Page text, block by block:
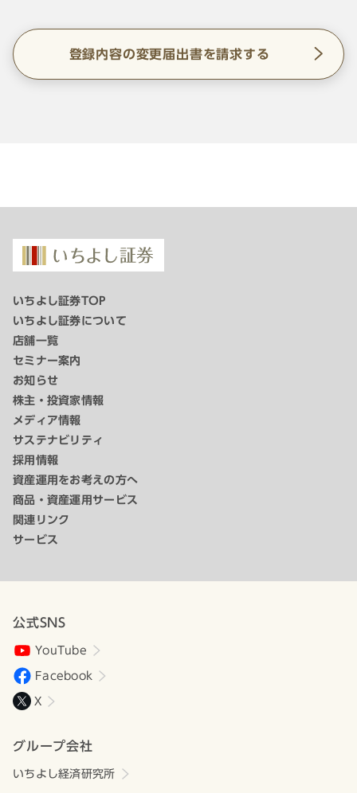
登録内容の変更届出書を請求する
いちよし証券TOP
いちよし証券について
店舗一覧
セミナー案内
お知らせ
株主・投資家情報
メディア情報
サステナビリティ
採用情報
資産運用をお考えの方へ
商品・資産運用サービス
関連リンク
サービス
公式SNS
YouTube
Facebook
X
グループ会社
いちよし経済研究所